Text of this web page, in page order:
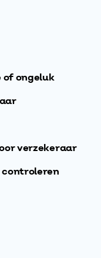
of ongeluk
verzekeraar